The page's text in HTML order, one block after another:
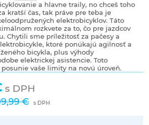
a hlavne traily, no chceš toho
kratší čas, tak práve pre teba je
elektrobicyklov. Táto
rozkvete za to, čo pre jazdcov
Chytili sme príležitosť za pačesy a
ktoré ponúkajú agilnosť a
bicykla, plus výhody
elektrickej asistencie. Toto
vaše limity na novú úroveň.
s DPH
€ s DPH